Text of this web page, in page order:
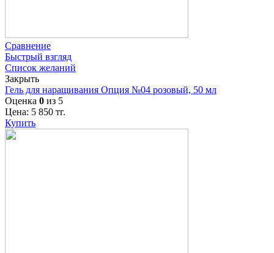
Сравнение
Быстрый взгляд
Список желаний
Закрыть
Гель для наращивания Опция №04 розовый, 50 мл
Оценка 0 из 5
Цена: 5 850 тг.
Купить